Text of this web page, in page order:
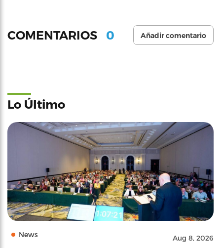
COMENTARIOS 0 Añadir comentario
Lo Último
News Aug 8, 2026